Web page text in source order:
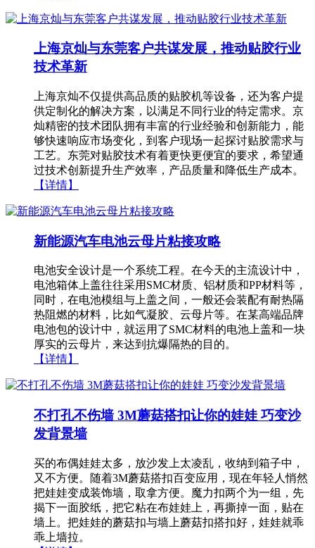
上海京灿与东莞客户共谋发展，推动贴胶行业
技术革新
上海京灿不仅提供高品质的贴胶机等设备，还为客户提
供定制化的解决方案，以满足不同行业的特定需求。京
灿精密的技术团队拥有丰富的行业经验和创新能力，能
够快速响应市场变化，到客户现场一起探讨贴胶需求与
工艺。东莞对贴胶技术有着更快更便宜的要求，希望通
过技术创新提升生产效率，产品质量和降低生产成本。
【详情】
新能源汽车电池云母片粘接攻略
电池安全设计是一个系统工程。在今天的主流设计中，
电池箱体上盖往往采用SMC材质、铝材质和PP材料等，
同时，在电池模组与上盖之间，一般还会装配有耐热隔
热阻燃的材料，比如气凝胶、云母片等。在某高端品牌
电池包的设计中，就运用了SMC材料的电池上盖和一块
厚实的云母片，来达到抗爆隔热的目的。
【详情】
不打孔不伤墙 3M蘑菇搭扣让你的娃娃 巧变沙
发背景墙
买的布偶娃娃太多，放沙发上太凌乱，收纳到箱子中，
又不方便。随着3M蘑菇搭扣百变应用，现在年轻人悄然
把娃娃变成装饰墙，取拿方便。魔力扣两个为一组，先
揭下一面胶纸，把它粘在布娃娃上，再撕掉一面，贴在
墙上。把娃娃的蘑菇扣与墙上蘑菇扣搭扣好，娃娃就乖
乖上墙拉。